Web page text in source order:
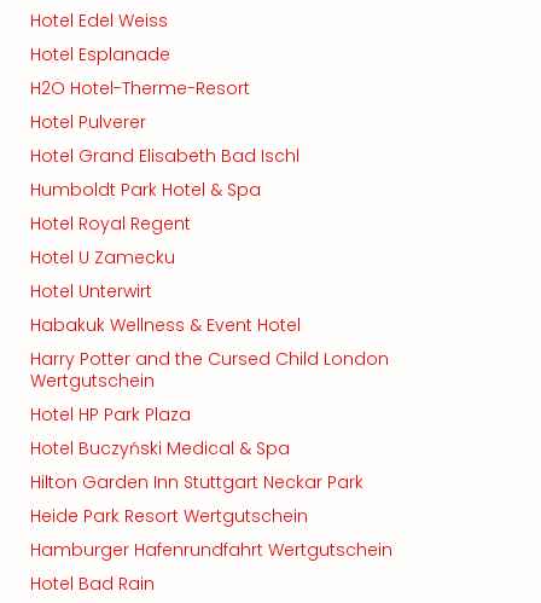
Hotel Edel Weiss
Hotel Esplanade
H2O Hotel-Therme-Resort
Hotel Pulverer
Hotel Grand Elisabeth Bad Ischl
Humboldt Park Hotel & Spa
Hotel Royal Regent
Hotel U Zamecku
Hotel Unterwirt
Habakuk Wellness & Event Hotel
Harry Potter and the Cursed Child London
Wertgutschein
Hotel HP Park Plaza
Hotel Buczyński Medical & Spa
Hilton Garden Inn Stuttgart Neckar Park
Heide Park Resort Wertgutschein
Hamburger Hafenrundfahrt Wertgutschein
Hotel Bad Rain